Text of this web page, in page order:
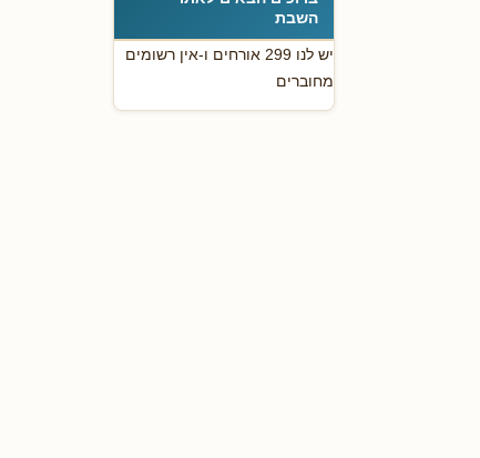
השבת
יש לנו 299 אורחים ו-אין רשומים
מחוברים